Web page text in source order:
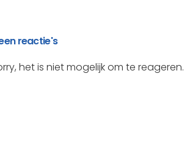
reactie's
het is niet mogelijk om te reageren.